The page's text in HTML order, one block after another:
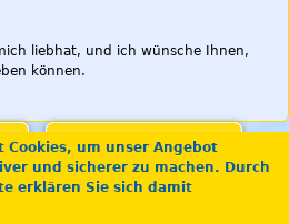
liebhat, und ich wünsche Ihnen,
können.
Gott und die Welt
Kontakt
Cookies, um unser Angebot
und sicherer zu machen. Durch
erklären Sie sich damit